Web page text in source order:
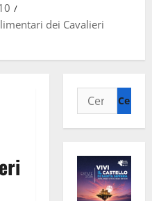
dei Cavalieri
Ricerca
per: